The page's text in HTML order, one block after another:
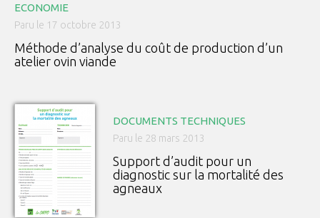
ECONOMIE
Paru le 17 octobre 2013
Méthode d’analyse du coût de production d’un
atelier ovin viande
DOCUMENTS TECHNIQUES
Paru le 28 mars 2013
Support d’audit pour un
diagnostic sur la mortalité des
agneaux